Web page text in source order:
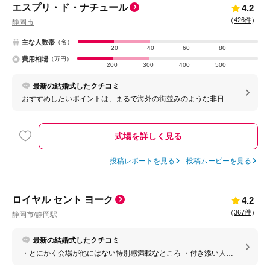
エスプリ・ド・ナチュール
静岡市
4.2
（426件）
主な人数帯 （名）
20
40 60 80
費用相場 （万円）
200
300 400 500
最新の結婚式したクチコミ
おすすめしたいポイントは、まるで海外の街並みのような非日常
り思い出深いものにしてくれました。
式場を詳しく見る
投稿レポートを見る 投稿ムービーを見る
ロイヤル セント ヨーク
静岡市/静岡駅
4.2
（367件）
最新の結婚式したクチコミ
・とにかく会場が他にはない特別感満載なところ ・付き添い人の